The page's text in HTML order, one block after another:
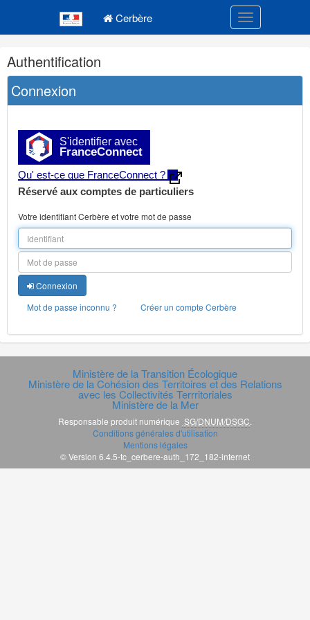
Cerbère Toggle
Navigation
et
outils
annexes
Authentification
Connexion
S'identifier avec
FranceConnect
Qu' est-ce que FranceConnect ?
Réservé aux comptes de particuliers
Votre identifiant Cerbère et votre mot de passe
Connexion
Mot de passe inconnu ?
Créer un compte Cerbère
Ministère de la Transition Écologique
Ministère de la Cohésion des Territoires et des Relations
avec les Collectivités Terrritoriales
Ministère de la Mer
Responsable produit numérique SG/DNUM/DSGC.
Conditions générales d'utilisation
Mentions légales
© Version 6.4.5-tc_cerbere-auth_172_182-internet